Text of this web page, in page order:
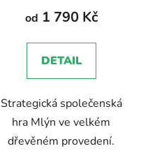
od 1 790 Kč
DETAIL
Strategická společenská
hra Mlýn ve velkém
dřevěném provedení.